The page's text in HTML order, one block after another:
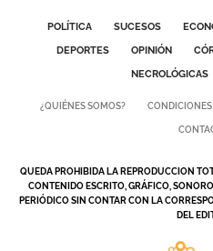
POLÍTICA SUCESOS
DEPORTES
OPINIÓN
NECROLÓGICAS
¿QUIÉNES SOMOS? CONDICIONES
QUEDA PROHIBIDA LA REPRODUCCION
CONTENIDO ESCRITO, GRÁFICO,
PERIÓDICO SIN CONTAR CON LA
DEL